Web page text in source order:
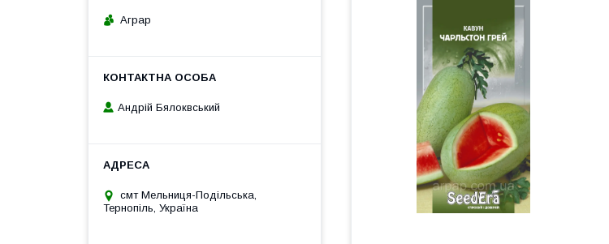
Аграр
Андрій Бялоквський
смт Мельниця-Подільська,
Тернопіль, Україна